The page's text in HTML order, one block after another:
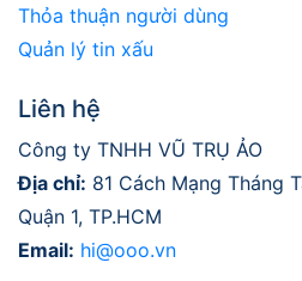
Thỏa thuận người dùng
Quản lý tin xấu
Liên hệ
Công ty TNHH VŨ TRỤ ẢO
Địa chỉ: 81 Cách Mạng Tháng
Quận 1, TP.HCM
Email: hi@ooo.vn